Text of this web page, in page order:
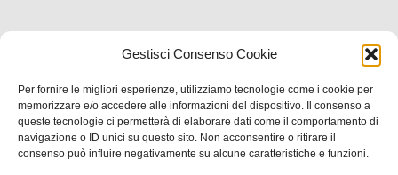
Gestisci Consenso Cookie
Per fornire le migliori esperienze, utilizziamo tecnologie come i cookie per
memorizzare e/o accedere alle informazioni del dispositivo. Il consenso a
queste tecnologie ci permetterà di elaborare dati come il comportamento di
navigazione o ID unici su questo sito. Non acconsentire o ritirare il
consenso può influire negativamente su alcune caratteristiche e funzioni.
SERVIZI
INFORMAZIONI